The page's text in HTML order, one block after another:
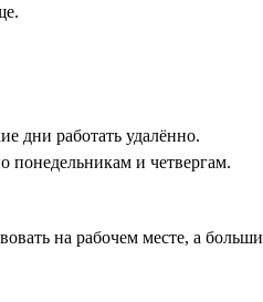
дни работать удалённо.
понедельникам и четвергам.
на рабочем месте, а